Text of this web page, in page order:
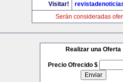
Visitar!
Serán consideradas
Realizar una Oferta
Precio Ofrecido $